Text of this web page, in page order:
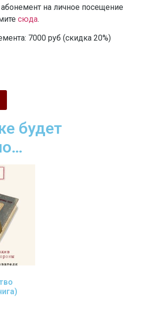
на личное посещение
сюда.
7000 руб (скидка 20%)
будет